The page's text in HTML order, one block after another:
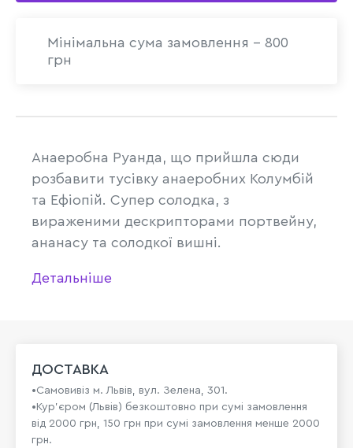
Мінімальна сума замовлення - 800
грн
Анаеробна Руанда, що прийшла сюди
розбавити тусівку анаеробних Колумбій
та Ефіопій. Супер солодка, з
вираженими дескрипторами портвейну,
ананасу та солодкої вишні.
Детальніше
ДОСТАВКА
•Самовивіз м. Львів, вул. Зелена, 301.
•Кур'єром (Львів) безкоштовно при сумі замовлення
від 2000 грн, 150 грн при сумі замовлення менше 2000
грн.